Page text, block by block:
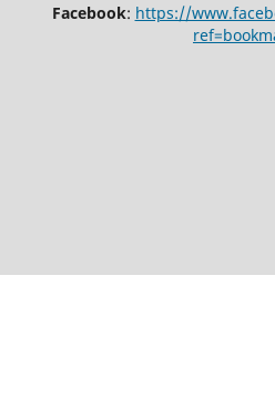
Facebook: https://